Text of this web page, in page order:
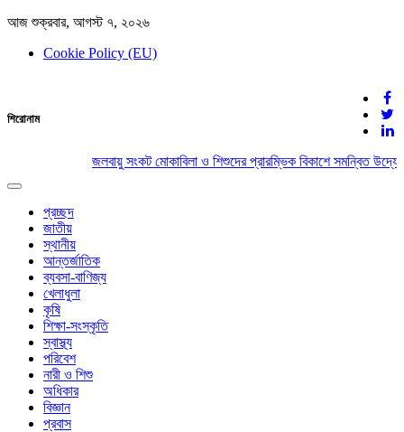
আজ শুক্রবার, আগস্ট ৭, ২০২৬
Cookie Policy (EU)
দেশের খবর
যুক্ত থাকুন দেশের সঙ্গে
শিরোনাম
জলবায়ু সংকট মোকাবিলা ও শিশুদের প্রারম্ভিক বিকাশে সমন্বিত
Toggle
navigation
প্রচ্ছদ
জাতীয়
স্থানীয়
আন্তর্জাতিক
ব্যবসা-বাণিজ্য
খেলাধুলা
কৃষি
শিক্ষা-সংস্কৃতি
স্বাস্থ্য
পরিবেশ
নারী ও শিশু
অধিকার
বিজ্ঞান
প্রবাস